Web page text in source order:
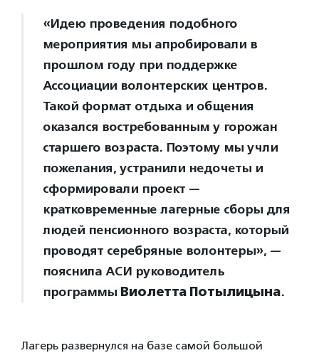
«Идею проведения подобного
мероприятия мы апробировали в
прошлом году при поддержке
Ассоциации волонтерских центров.
Такой формат отдыха и общения
оказался востребованным у горожан
старшего возраста. Поэтому мы учли
пожелания, устранили недочеты и
сформировали проект —
кратковременные лагерные сборы для
людей пенсионного возраста, который
проводят серебряные волонтеры», —
пояснила АСИ руководитель
программы Виолетта Потылицына.
Лагерь развернулся на базе самой большой